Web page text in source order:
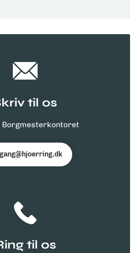
til os
Borgmesterkontoret
til os